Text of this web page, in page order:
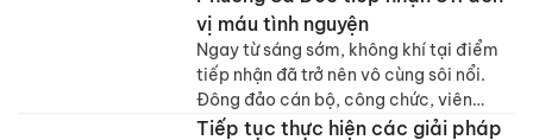
PCNL) và kỹ thuật nội soi tán sỏi bằng
ống soi mềm
vị máu tình nguyện
Ngay từ sáng sớm, không khí tại điểm
tiếp nhận đã trở nên vô cùng sôi nổi.
Đông đảo cán bộ, công chức, viên
chức, lực lượng vũ trang, người lao
Tiếp tục thực hiện các giải pháp